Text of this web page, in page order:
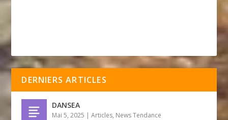
DERNIERS ARTICLES
DANSEA
Mai 5, 2025 |Articles, News Tendance